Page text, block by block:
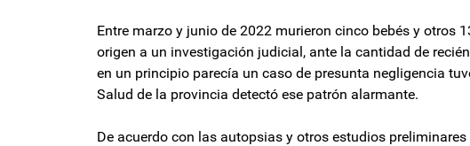
Entre marzo y junio de 2022 murieron cinco bebés y otros
origen a un investigación judicial, ante la cantidad de
en un principio parecía un caso de presunta negligencia
Salud de la provincia detectó ese patrón alarmante.
De acuerdo con las autopsias y otros estudios